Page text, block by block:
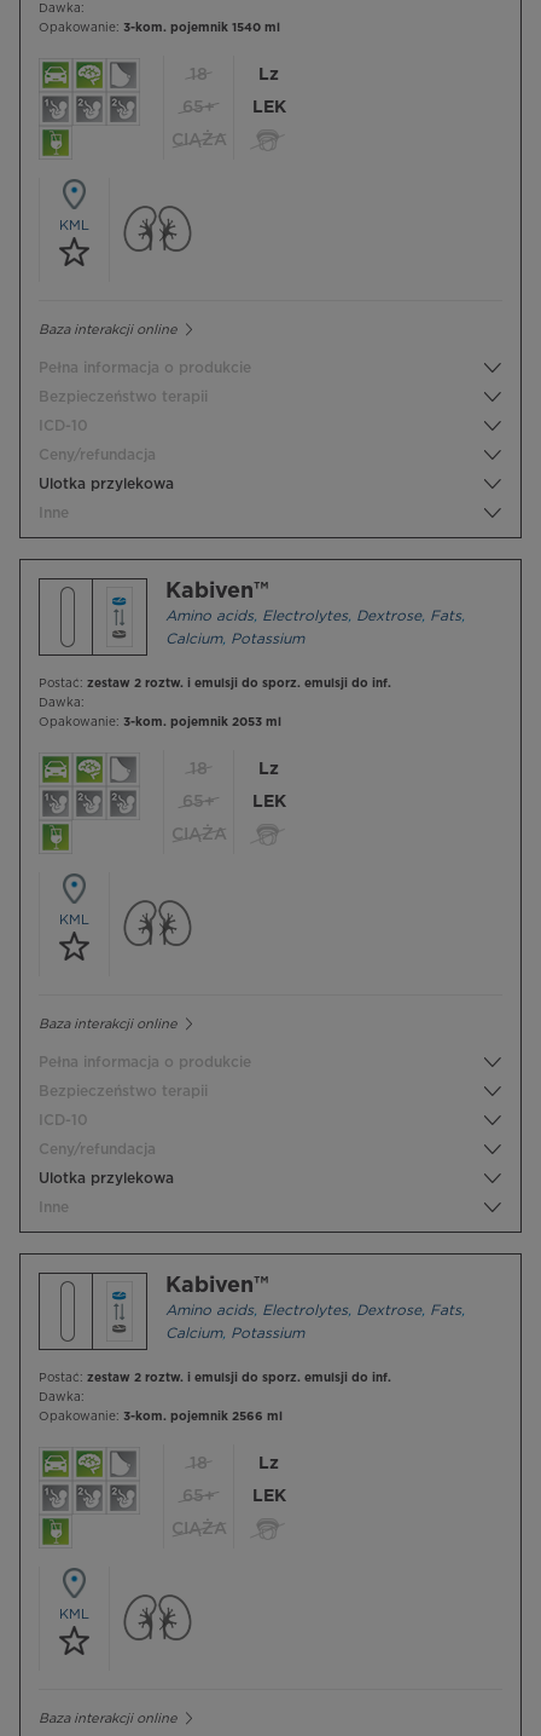
Dawka:
Opakowanie: 3-kom. pojemnik 1540 ml
18
65+
CIĄŻA
Lz
LEK
KML
Baza interakcji online
Pełna informacja o produkcie
Bezpieczeństwo terapii
ICD-10
Ceny/refundacja
Ulotka przylekowa
Inne
Kabiven™
Amino acids, Electrolytes, Dextrose, Fats,
Calcium, Potassium
Postać: zestaw 2 roztw. i emulsji do sporz. emulsji do inf.
Dawka:
Opakowanie: 3-kom. pojemnik 2053 ml
18
65+
CIĄŻA
Lz
LEK
KML
Baza interakcji online
Pełna informacja o produkcie
Bezpieczeństwo terapii
ICD-10
Ceny/refundacja
Ulotka przylekowa
Inne
Kabiven™
Amino acids, Electrolytes, Dextrose, Fats,
Calcium, Potassium
Postać: zestaw 2 roztw. i emulsji do sporz. emulsji do inf.
Dawka:
Opakowanie: 3-kom. pojemnik 2566 ml
18
65+
CIĄŻA
Lz
LEK
KML
Baza interakcji online